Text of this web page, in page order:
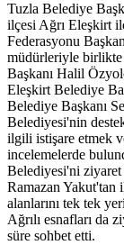
Tuzla Belediye
ilçesi Ağrı Eleşkirt
Federasyonu
müdürleriyle birlikte
Başkanı Halil
Eleşkirt Belediye
Belediye Başkanı
Belediyesi'nin
ilgili istişare etmek
incelemelerde
Belediyesi'ni ziyaret
Ramazan Yakut'tan
alanlarını tek tek
Ağrılı esnafları da
süre sohbet etti.